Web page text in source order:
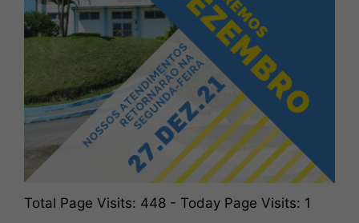
Total Page Visits: 448 - Today Page Visits: 1